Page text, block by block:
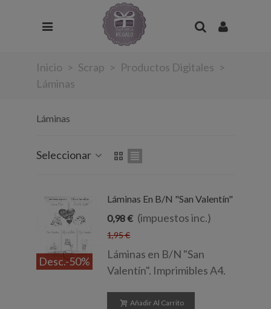
Inicio > Scrap > Productos Digitales >
Láminas
Láminas
Seleccionar
Desc.-50%
Láminas En B/N "San Valentín"
0,98 € (impuestos inc.)
1,95 €
Láminas en B/N "San
Valentín". Imprimibles A4.
Añadir Al Carrito